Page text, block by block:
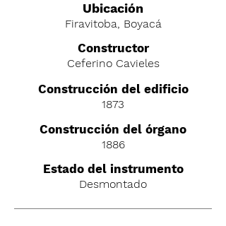
Ubicación
Firavitoba, Boyacá
Constructor
Ceferino Cavieles
Construcción del edificio
1873
Construcción del órgano
1886
Estado del instrumento
Desmontado